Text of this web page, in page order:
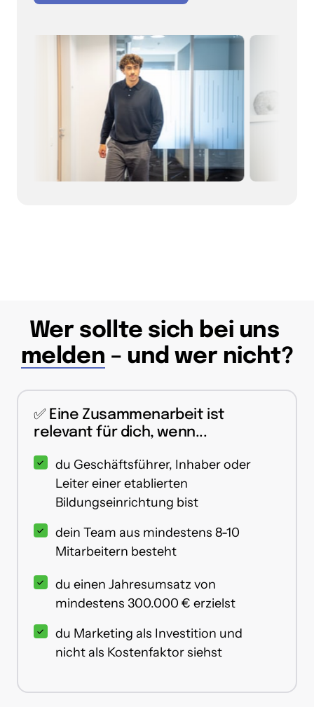
melden – und wer nicht?
✅ Eine Zusammenarbeit ist
relevant für dich, wenn...
du Geschäftsführer, Inhaber oder
Leiter einer etablierten
Bildungseinrichtung bist
dein Team aus mindestens 8-10
Mitarbeitern besteht
du einen Jahresumsatz von
mindestens 300.000 € erzielst
du Marketing als Investition und
nicht als Kostenfaktor siehst